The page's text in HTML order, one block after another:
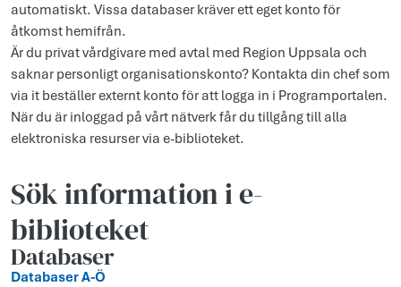
automatiskt. Vissa databaser kräver ett eget konto för
åtkomst hemifrån.
Är du privat vårdgivare med avtal med Region Uppsala och
saknar personligt organisationskonto? Kontakta din chef som
via it beställer externt konto för att logga in i Programportalen.
När du är inloggad på vårt nätverk får du tillgång till alla
elektroniska resurser via e-biblioteket.
Sök information i e-
biblioteket
Databaser
Databaser A-Ö